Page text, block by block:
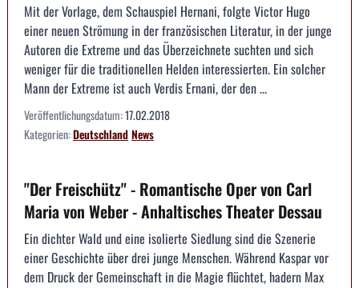
Mit der Vorlage, dem Schauspiel Hernani, folgte Victor Hugo
einer neuen Strömung in der französischen Literatur, in der junge
Autoren die Extreme und das Überzeichnete suchten und sich
weniger für die traditionellen Helden interessierten. Ein solcher
Mann der Extreme ist auch Verdis Ernani, der den ...
Veröffentlichungsdatum:17.02.2018
Kategorien:DeutschlandNews
"Der Freischütz" - Romantische Oper von Carl
Maria von Weber - Anhaltisches Theater Dessau
Ein dichter Wald und eine isolierte Siedlung sind die Szenerie
einer Geschichte über drei junge Menschen. Während Kaspar vor
dem Druck der Gemeinschaft in die Magie flüchtet, hadern Max